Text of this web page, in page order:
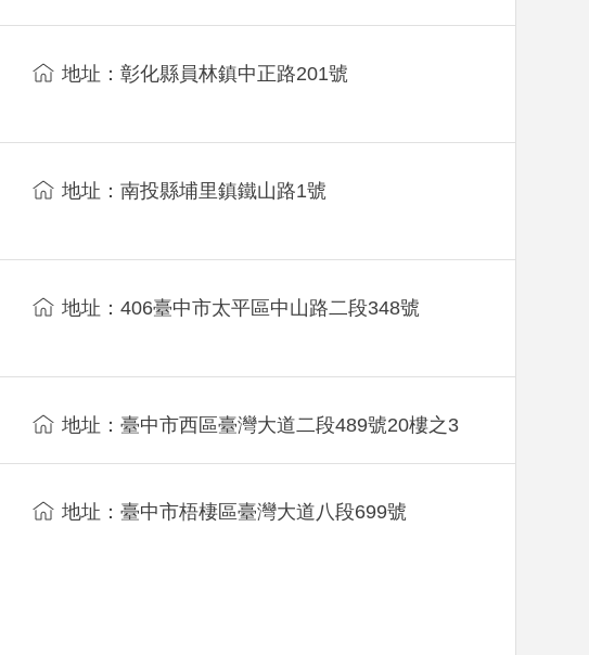
地址：彰化縣員林鎮中正路201號
地址：南投縣埔里鎮鐵山路1號
地址：406臺中市太平區中山路二段348號
地址：臺中市西區臺灣大道二段489號20樓之3
地址：臺中市梧棲區臺灣大道八段699號